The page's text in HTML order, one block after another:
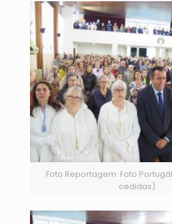
Foto Reportagem: Foto
cedidas)